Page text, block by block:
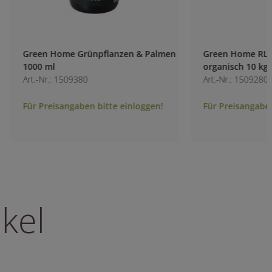
Green Home Grünpflanzen & Palmen
1000 ml
Art.-Nr.: 1509380
Für Preisangaben bitte einloggen!
Green Home RL
organisch 10 kg
Art.-Nr.: 1509280
Für